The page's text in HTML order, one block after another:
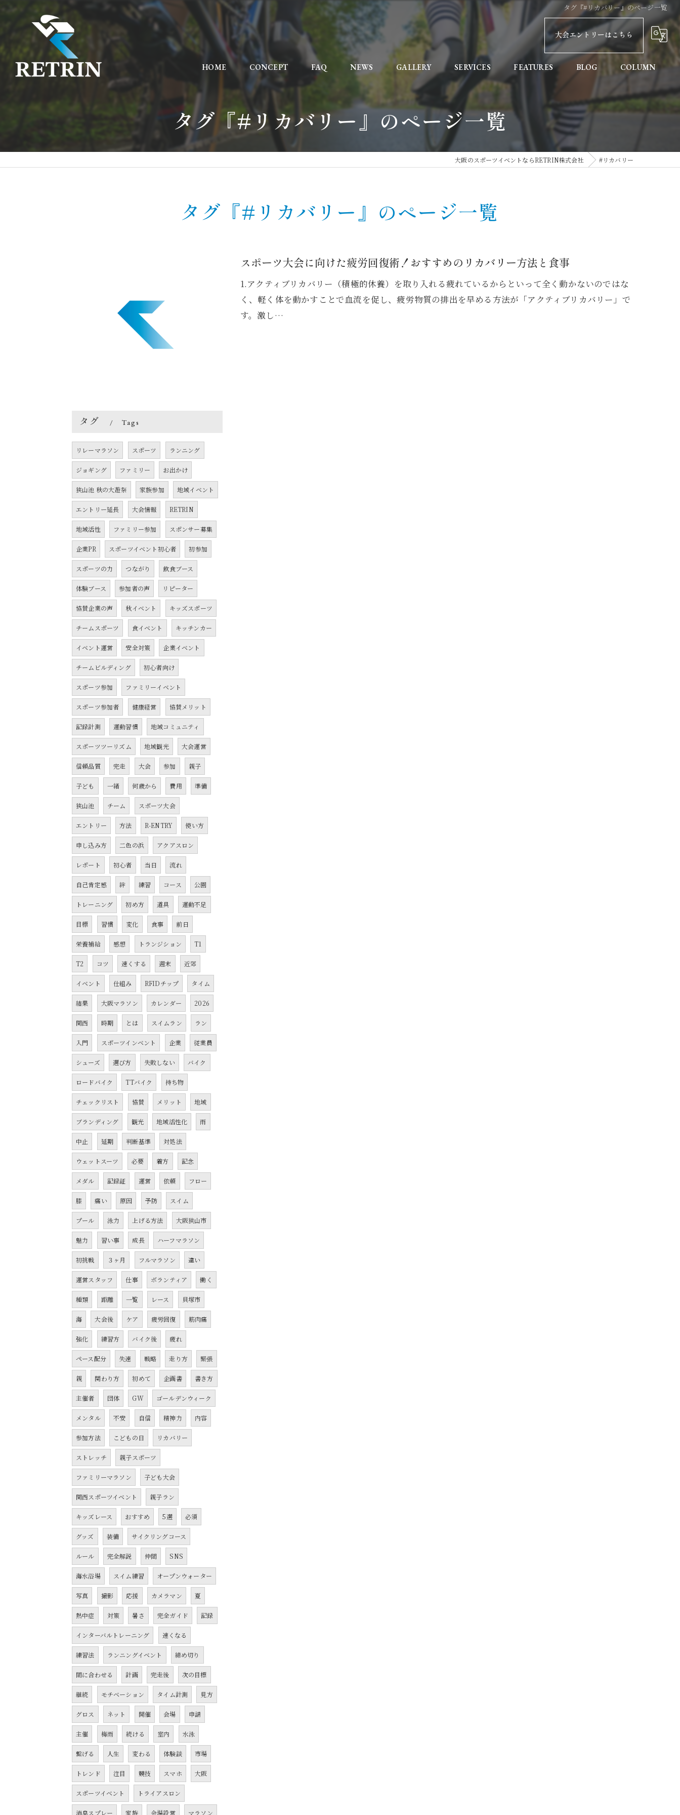
タグ『#リカバリー』のページ一覧
大会エントリーはこちら
HOME CONCEPT FAQ NEWS GALLERY SERVICES FEATURES
初めての方へ
BLOG COLUMN
タグ『#リカバリー』のページ一覧
大阪のスポーツイベントならRETRIN株式会社 #リカバリー
タグ『#リカバリー』のページ一覧
スポーツ大会に向けた疲労回復術！おすすめのリカバリー方法と食事
1.アクティブリカバリー（積極的休養）を取り入れる疲れているからといって全く動かないのではな
く、軽く体を動かすことで血流を促し、疲労物質の排出を早める方法が「アクティブリカバリー」で
す。激し…
タグ Tags
リレーマラソン スポーツ ランニング
ジョギング ファミリー お出かけ
狭山池 秋の大遊祭 家族参加 地域イベント
エントリー延長 大会情報 RETRIN
地域活性 ファミリー参加 スポンサー募集
企業PR スポーツイベント初心者 初参加
スポーツの力 つながり 飲食ブース
体験ブース 参加者の声 リピーター
協賛企業の声 秋イベント キッズスポーツ
チームスポーツ 食イベント キッチンカー
イベント運営 安全対策 企業イベント
チームビルディング 初心者向け
スポーツ参加 ファミリーイベント
スポーツ参加者 健康経営 協賛メリット
記録計測 運動習慣 地域コミュニティ
スポーツツーリズム 地域観光 大会運営
信頼品質 完走 大会 参加 親子
子ども 一緒 何歳から 費用 準備
狭山池 チーム スポーツ大会
エントリー 方法 R-ENTRY 使い方
申し込み方 二色の浜 アクアスロン
レポート 初心者 当日 流れ
自己肯定感 絆 練習 コース 公園
トレーニング 初め方 道具 運動不足
目標 習慣 変化 食事 前日
栄養補給 感想 トランジション T1
T2 コツ 速くする 週末 近郊
イベント 仕組み RFIDチップ タイム
結果 大阪マラソン カレンダー 2026
関西 時期 とは スイムラン ラン
入門 スポーツインベント 企業 従業員
シューズ 選び方 失敗しない バイク
ロードバイク TTバイク 持ち物
チェックリスト 協賛 メリット 地域
ブランディング 観光 地域活性化 雨
中止 延期 判断基準 対処法
ウェットスーツ 必要 着方 記念
メダル 記録証 運営 依頼 フロー
膝 痛い 原因 予防 スイム
プール 泳力 上げる方法 大阪狭山市
魅力 習い事 成長 ハーフマラソン
初挑戦 ３ヶ月 フルマラソン 違い
運営スタッフ 仕事 ボランティア 働く
種類 距離 一覧 レース 貝塚市
海 大会後 ケア 疲労回復 筋肉痛
強化 練習方 バイク後 疲れ
ペース配分 失速 戦略 走り方 緊張
親 関わり方 初めて 企画書 書き方
主催者 団体 GW ゴールデンウィーク
メンタル 不安 自信 精神力 内容
参加方法 こどもの日 リカバリー
ストレッチ 親子スポーツ
ファミリーマラソン 子ども大会
関西スポーツイベント 親子ラン
キッズレース おすすめ 5選 必須
グッズ 装備 サイクリングコース
ルール 完全解説 仲間 SNS
海水浴場 スイム練習 オープンウォーター
写真 撮影 応援 カメラマン 夏
熱中症 対策 暑さ 完全ガイド 記録
インターバルトレーニング 速くなる
練習法 ランニングイベント 締め切り
間に合わせる 計画 完走後 次の目標
継続 モチベーション タイム計測 見方
グロス ネット 開催 会場 申請
主催 梅雨 続ける 室内 水泳
繋げる 人生 変わる 体験談 市場
トレンド 注目 競技 スマホ 大阪
スポーツイベント トライアスロン
消臭スプレー 家族 会場設営 マラソン